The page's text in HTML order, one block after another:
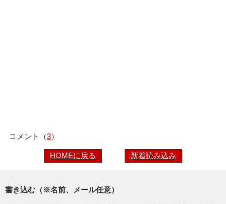
コメント（3）
HOMEに戻る 新着読み込み
書き込む（※名前、メール任意）